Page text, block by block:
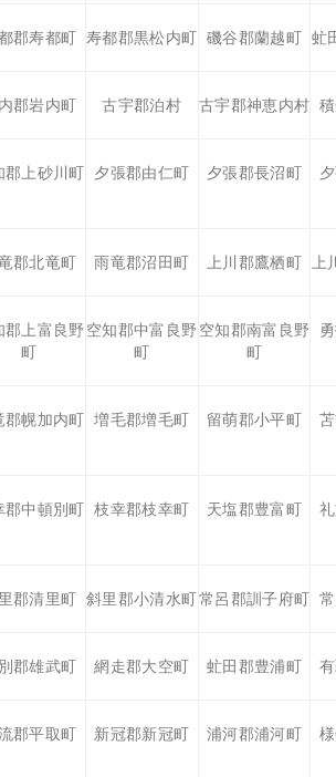
郡寿都町 寿都郡黒松内町 磯谷郡蘭越町 虻
郡岩内町 古宇郡泊村 古宇郡神恵内村
郡上砂川町 夕張郡由仁町 夕張郡長沼町
郡北竜町 雨竜郡沼田町 上川郡鷹栖町 上
郡上富良野
町
空知郡中富良野
町
空知郡南富良野
町
郡幌加内町 増毛郡増毛町 留萌郡小平町
郡中頓別町 枝幸郡枝幸町 天塩郡豊富町
郡清里町 斜里郡小清水町常呂郡訓子府町
郡雄武町 網走郡大空町 虻田郡豊浦町
郡平取町 新冠郡新冠町 浦河郡浦河町